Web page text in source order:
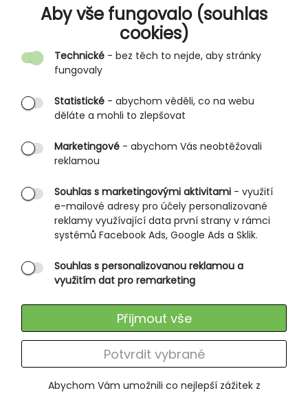
Aby vše fungovalo (souhlas
cookies)
Abychom Vám umožnili co nejlepší zážitek z
Technické - bez těch to nejde, aby stránky
fungovaly
Statistické - abychom věděli, co na webu
děláte a mohli to zlepšovat
Marketingové - abychom Vás neobtěžovali
reklamou
Souhlas s marketingovými aktivitami - využití
e-mailové adresy pro účely personalizované
reklamy využívající data první strany v rámci
systémů Facebook Ads, Google Ads a Sklik.
Souhlas s personalizovanou reklamou a
využitím dat pro remarketing
Potvrdit vybrané
Přijmout vše
O SPOLEČNOSTI
O nás
Partnerské prodejny
B2B vstup
PRŮVODCE NAKUPOVÁNÍM
Obchodní podmínky
Rozměrové tabulky
Způsoby doručení
Ochrana osobních údajů
SLUŽBY ZÁKAZNÍKŮM
Výměna zboží